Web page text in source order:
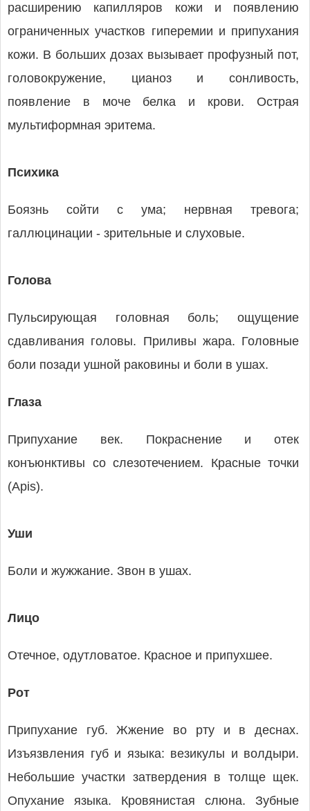
расширению капилляров кожи и появлению
ограниченных участков гиперемии и припухания
кожи. В больших дозах вызывает профузный пот,
головокружение, цианоз и сонливость,
появление в моче белка и крови. Острая
мультиформная эритема.
Психика
Боязнь сойти с ума; нервная тревога;
галлюцинации - зрительные и слуховые.
Голова
Пульсирующая головная боль; ощущение
сдавливания головы. Приливы жара. Головные
боли позади ушной раковины и боли в ушах.
Глаза
Припухание век. Покраснение и отек
конъюнктивы со слезотечением. Красные точки
(Apis).
Уши
Боли и жужжание. Звон в ушах.
Лицо
Отечное, одутловатое. Красное и припухшее.
Рот
Припухание губ. Жжение во рту и в деснах.
Изъязвления губ и языка: везикулы и волдыри.
Небольшие участки затвердения в толще щек.
Опухание языка. Кровянистая слюна. Зубные